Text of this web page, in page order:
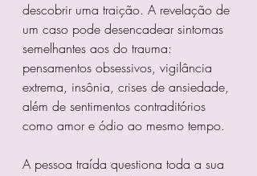
descobrir uma traição. A revelação de
um caso pode desencadear sintomas
semelhantes aos do trauma:
pensamentos obsessivos, vigilância
extrema, insônia, crises de ansiedade,
além de sentimentos contraditórios
como amor e ódio ao mesmo tempo.
A pessoa traída questiona toda a sua